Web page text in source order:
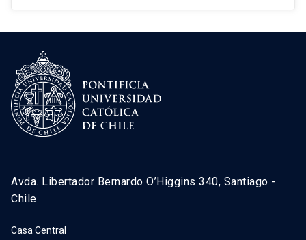
Avda. Libertador Bernardo O’Higgins 340, Santiago -
Chile
Casa Central